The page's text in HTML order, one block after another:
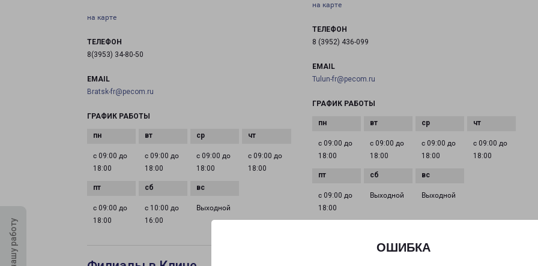
ОШИБКА
на карте
ТЕЛЕФОН
8(3953) 34-80-50
EMAIL
Bratsk-fr@pecom.ru
ГРАФИК РАБОТЫ
с 09:00 до
18:00
с 09:00 до
18:00
с 09:00 до
18:00
с 09:00 до
18:00
с 09:00 до
18:00
с 10:00 до
16:00
Выходной
на карте
ТЕЛЕФОН
8 (3952) 436-099
EMAIL
Tulun-fr@pecom.ru
ГРАФИК РАБОТЫ
с 09:00 до
18:00
с 09:00 до
18:00
с 09:00 до
18:00
с 09:00 до
18:00
с 09:00 до
18:00
Выходной Выходной